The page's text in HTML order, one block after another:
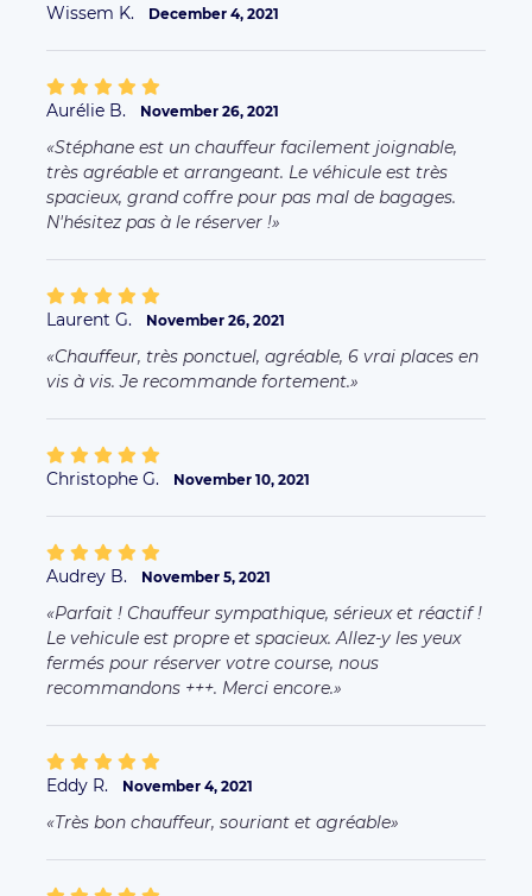
Wissem K. December 4, 2021
Aurélie B. November 26, 2021
Stéphane est un chauffeur facilement joignable,
très agréable et arrangeant. Le véhicule est très
spacieux, grand coffre pour pas mal de bagages.
N'hésitez pas à le réserver !
Laurent G. November 26, 2021
Chauffeur, très ponctuel, agréable, 6 vrai places en
vis à vis. Je recommande fortement.
Christophe G. November 10, 2021
Audrey B. November 5, 2021
Parfait ! Chauffeur sympathique, sérieux et réactif !
Le vehicule est propre et spacieux. Allez-y les yeux
fermés pour réserver votre course, nous
recommandons +++. Merci encore.
Eddy R. November 4, 2021
Très bon chauffeur, souriant et agréable